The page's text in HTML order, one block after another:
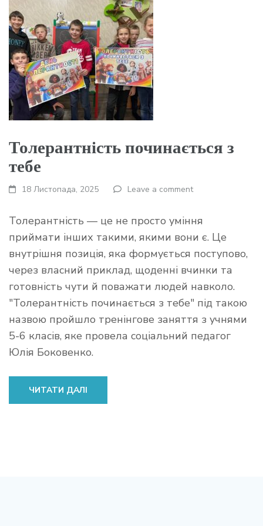
Толерантність починається з
тебе
18 Листопада, 2025 Leave a comment
Толерантність — це не просто уміння
приймати інших такими, якими вони є. Це
внутрішня позиція, яка формується поступово,
через власний приклад, щоденні вчинки та
готовність чути й поважати людей навколо.
"Толерантність починається з тебе" під такою
назвою пройшло тренінгове заняття з учнями
5-6 класів, яке провела соціальний педагог
Юлія Боковенко.
ЧИТАТИ ДАЛІ